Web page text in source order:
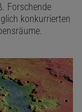
Forschende
konkurrierten